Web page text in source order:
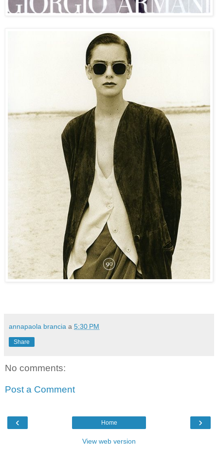
annapaola brancia a 5:30 PM
Share
No comments:
Post a Comment
‹ ›
Home
View web version